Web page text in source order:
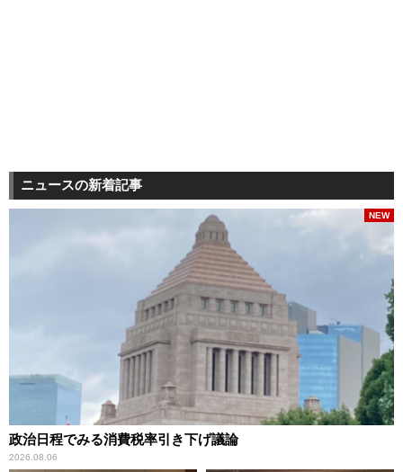
ニュースの新着記事
政治日程でみる消費税率引き下げ議論
2026.08.06
NEW